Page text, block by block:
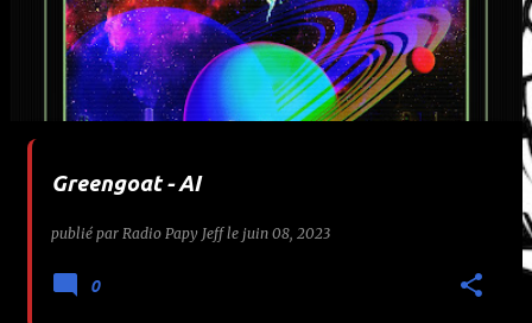
Greengoat - AI
publié par Radio Papy Jeff le juin 08, 2023
0